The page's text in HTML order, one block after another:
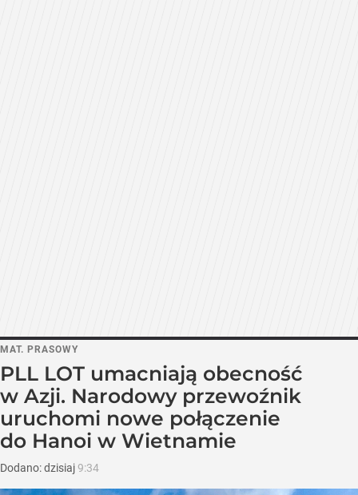
MAT. PRASOWY
PLL LOT umacniają obecność
w Azji. Narodowy przewoźnik
uruchomi nowe połączenie
do Hanoi w Wietnamie
Dodano:dzisiaj 9:34